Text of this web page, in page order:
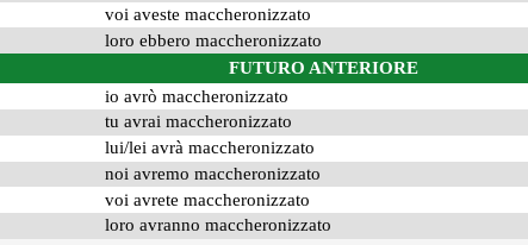
voi aveste maccheronizzato
loro ebbero maccheronizzato
FUTURO ANTERIORE
io avrò maccheronizzato
tu avrai maccheronizzato
lui/lei avrà maccheronizzato
noi avremo maccheronizzato
voi avrete maccheronizzato
loro avranno maccheronizzato